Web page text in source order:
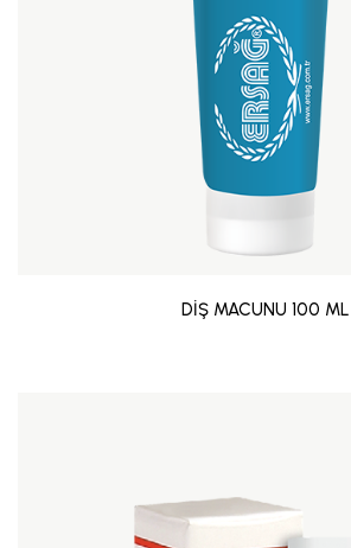
DİŞ MACUNU 100 ML